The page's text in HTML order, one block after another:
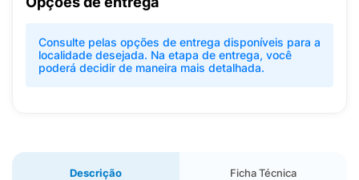
Consulte pelas opções de entrega disponíveis para a
localidade desejada. Na etapa de entrega, você
poderá decidir de maneira mais detalhada.
Descrição Ficha Técnica